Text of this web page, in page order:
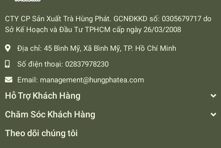
CTY CP Sản Xuất Trà Hùng Phát. GCNĐKKD số: 0305679717 do
Sở Kế Hoạch và Đầu Tư TPHCM cấp ngày 26/03/2008
Địa chỉ: 45 Bình Mỹ, Xã Bình Mỹ, TP. Hồ Chí Minh
Số điện thoại: 02837978230
Email: management@hungphatea.com
Hỗ Trợ Khách Hàng
Chăm Sóc Khách Hàng
Theo dõi chúng tôi